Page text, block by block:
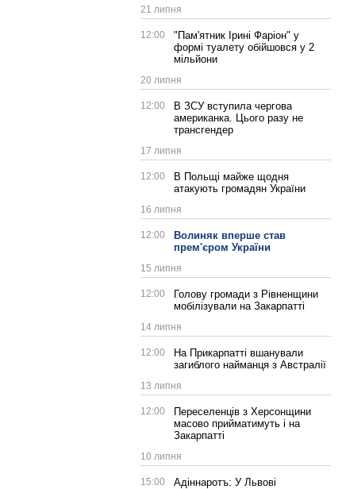
21 липня
12:00
"Пам'ятник Ірині Фаріон" у
формі туалету обійшовся у 2
мільйони
20 липня
12:00
В ЗСУ вступила чергова
американка. Цього разу не
трансгендер
17 липня
12:00
В Польщі майже щодня
атакують громадян України
16 липня
12:00
Волиняк вперше став
прем'єром України
15 липня
12:00
Голову громади з Рівненщини
мобілізували на Закарпатті
14 липня
12:00
На Прикарпатті вшанували
загиблого найманця з Австралії
13 липня
12:00
Переселенців з Херсонщини
масово прийматимуть і на
Закарпатті
10 липня
15:00
Адіннаротъ: У Львові